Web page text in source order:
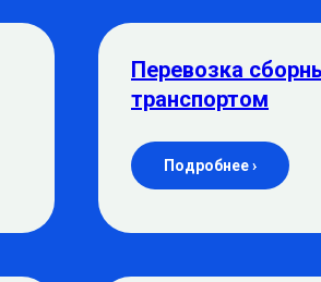
Перевозка
транспортом
Подробнее ›